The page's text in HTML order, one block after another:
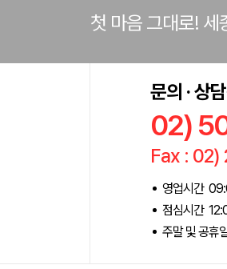
첫 마음 그대로!
문의 · 상
02)
Fax :
영업시간
점심시간
주말 및 공휴